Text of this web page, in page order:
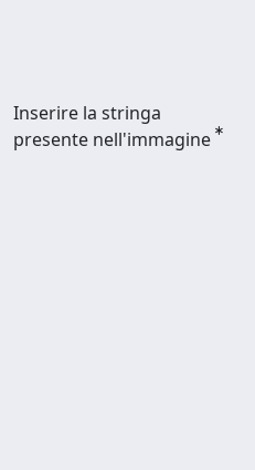
Inserire la stringa
presente nell'immagine